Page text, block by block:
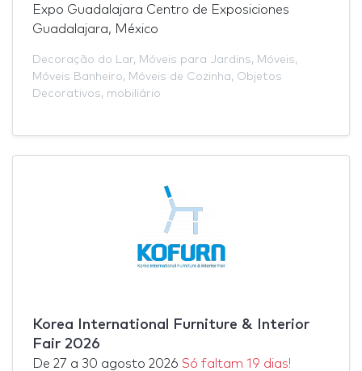
Expo Guadalajara Centro de Exposiciones
Guadalajara, México
Decoração do Lar, Móveis para Jardins, Móveis,
Móveis Banheiro, Móveis de Cozinha, Objetos
Decorativos, mobiliário
Korea International Furniture & Interior
Fair 2026
De 27 a 30 agosto 2026 Só faltam 19 dias!